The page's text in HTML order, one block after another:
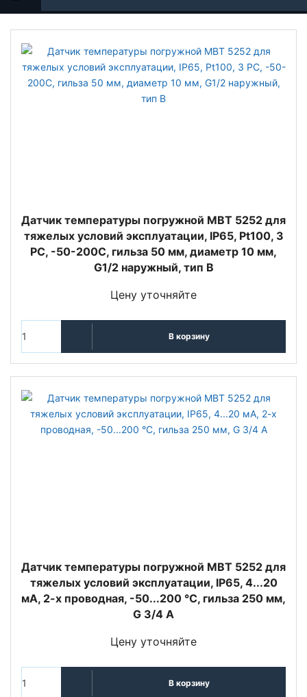
Датчик температуры погружной MBT 5252 для
тяжелых условий эксплуатации, IP65, Pt100, 3
РС, -50-200C, гильза 50 мм, диаметр 10 мм,
G1/2 наружный, тип В
Цену уточняйте
В корзину
Датчик температуры погружной MBT 5252 для
тяжелых условий эксплуатации, IP65, 4...20
мА, 2-х проводная, -50...200 °C, гильза 250 мм,
G 3/4 А
Цену уточняйте
В корзину